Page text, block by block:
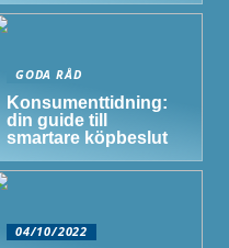
GODA RÅD
Konsumenttidning:
din guide till
smartare köpbeslut
04/10/2022